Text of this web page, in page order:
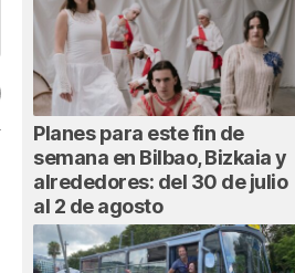
Planes para este fin de
semana en Bilbao, Bizkaia y
alrededores: del 30 de julio
al 2 de agosto